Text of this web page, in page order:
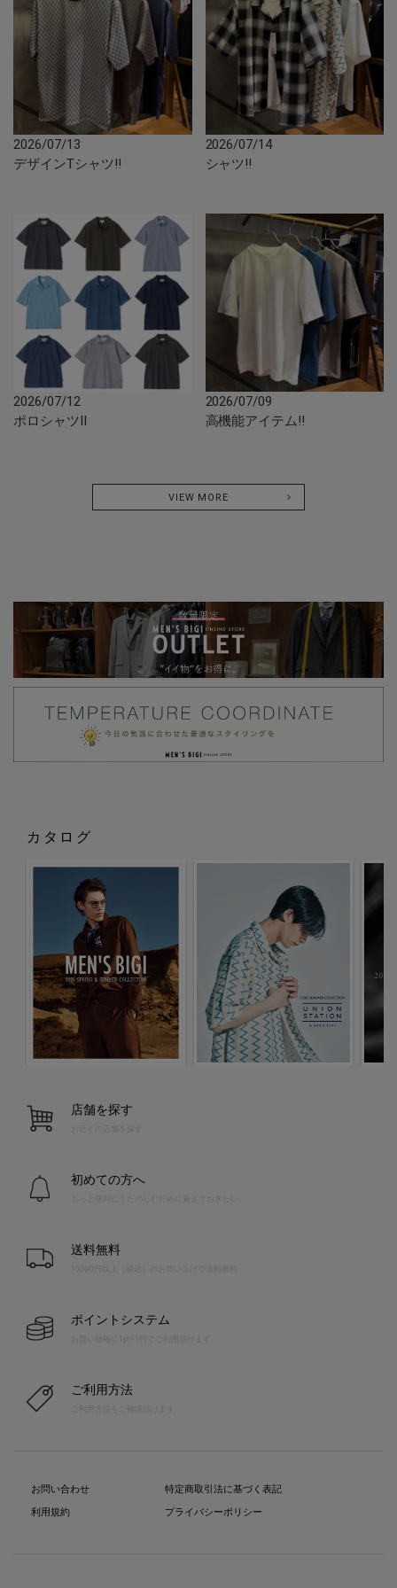
2026/07/13
デザインTシャツ‼︎
2026/07/14
シャツ‼︎
2026/07/12
ポロシャツII
2026/07/09
高機能アイテム‼︎
VIEW MORE
カタログ
店舗を探す
お近くの店舗を探す
初めての方へ
送料無料
10,000円以上（税込）のお買い上げで送料無料
ポイントシステム
お買い物毎に1pt=1円でご利用頂けます
ご利用方法
お問い合わせ
利用規約
特定商取引法に基づく表記
プライバシーポリシー